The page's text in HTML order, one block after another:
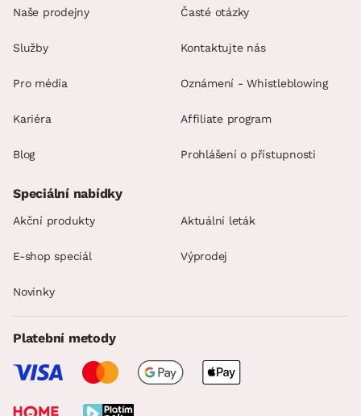
Naše prodejny
Služby
Pro média
Kariéra
Blog
Časté otázky
Kontaktujte nás
Oznámení - Whistleblowing
Affiliate program
Prohlášení o přístupnosti
Speciální nabídky
Akční produkty Aktuální leták
E-shop speciál Výprodej
Novinky
Platební metody